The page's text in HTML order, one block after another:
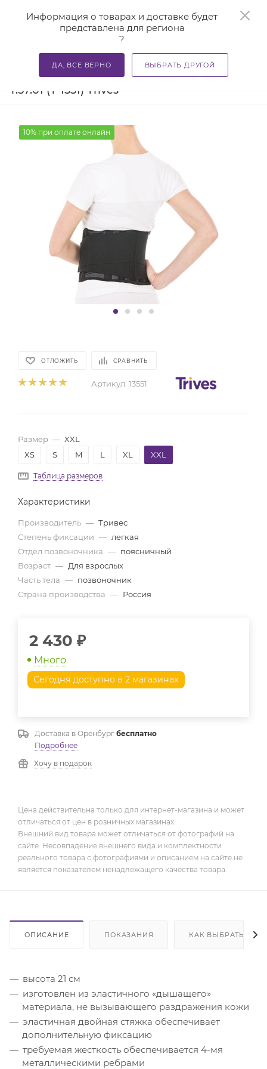
Информация о товарах и доставке будет
представлена для региона
?
ДА, ВСЕ ВЕРНО ВЫБРАТЬ ДРУГОЙ
Главная — Каталог — Бандажи и корсеты — Корсеты
Ортопедический корсет поясничный
Т.57.01 (Т-1551) Trives
10% при оплате онлайн
ОТЛОЖИТЬ СРАВНИТЬ
Артикул: 13551
Размер — XXL
XS
S M L XL XXL
Таблица размеров
Характеристики
Производитель — Тривес
Степень фиксации — легкая
Отдел позвоночника — поясничный
Возраст — Для взрослых
Часть тела — позвоночник
Страна производства — Россия
2 430 ₽
Много
Сегодня доступно в 2 магазинах
Доставка в Оренбург бесплатно
Подробнее
Хочу в подарок
Цена действительна только для интернет-магазина и может
отличаться от цен в розничных магазинах.
Внешний вид товара может отличаться от фотографий на
сайте. Несовпадение внешнего вида и комплектности
реального товара с фотографиями и описанием на сайте не
является показателем ненадлежащего качества товара.
ОПИСАНИЕ ПОКАЗАНИЯ КАК ВЫБРАТЬ
высота 21 см
изготовлен из эластичного «дышащего»
материала, не вызывающего раздражения кожи
эластичная двойная стяжка обеспечивает
дополнительную фиксацию
требуемая жесткость обеспечивается 4-мя
металлическими ребрами